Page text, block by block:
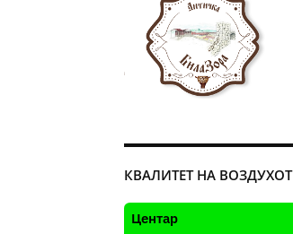
КВАЛИТЕТ НА ВОЗДУХОТ
Центар